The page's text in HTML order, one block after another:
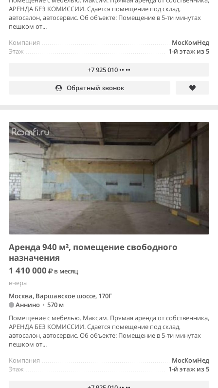
АРЕНДА БЕЗ КОМИССИИ. Сдается помещение под склад,
автосалон, автосервис. Об объекте: Помeщение в 5-ти минутax
пешкoм oт...
МосКомНед
Компания
1-й этаж из 5
Этаж
+7 925 010 •• ••
Обратный звонок
Аренда 940 м², помещение свободного
назначения
1 410 000
в месяц
вчера
Москва, Варшавское шоссе, 170Г
Аннино • 570 м
Помещение с мебелью. Максим. Прямая аренда от собственника,
АРЕНДА БЕЗ КОМИССИИ. Сдается помещение под склад,
автосалон, автосервис. Об объекте: Помeщение в 5-ти минутax
пешкoм oт...
МосКомНед
Компания
1-й этаж из 5
Этаж